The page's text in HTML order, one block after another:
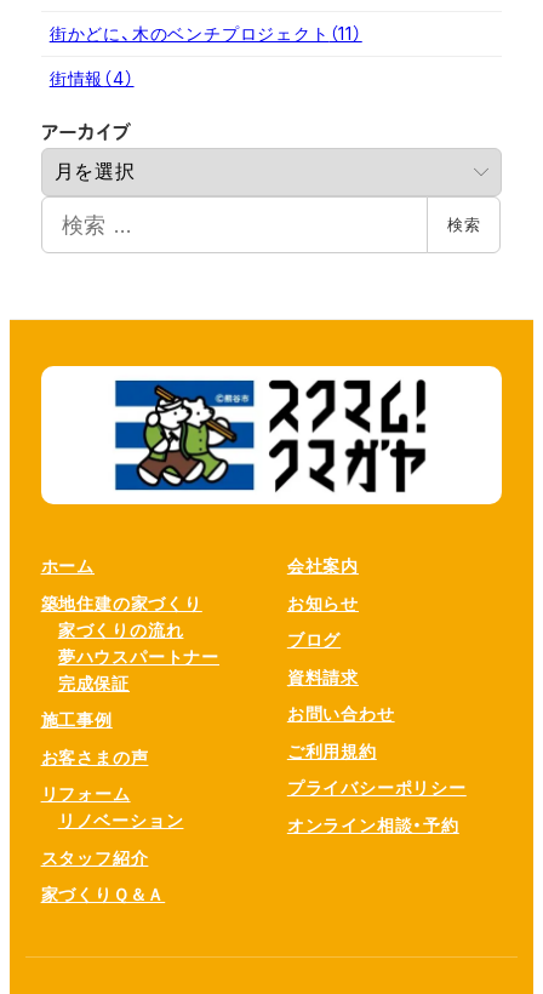
街かどに、木のベンチプロジェクト （11）
街情報 （4）
アーカイブ
カ
検索
ホーム
築地住建の家づくり
家づくりの流れ
夢ハウスパートナー
完成保証
施工事例
お客さまの声
リフォーム
リノベーション
スタッフ紹介
家づくりＱ＆Ａ
会社案内
お知らせ
ブログ
資料請求
お問い合わせ
ご利用規約
プライバシーポリシー
オンライン相談・予約